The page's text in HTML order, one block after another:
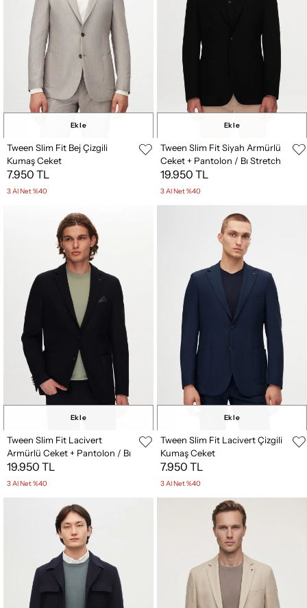
Ekle
Tween Slim Fit Bej Çizgili
Kumaş Ceket
7.950 TL
3 Al Net %40
Ekle
Tween Slim Fit Siyah Armürlü
Ceket + Pantolon / Bı Stretch
Kumaş Ceket
19.950 TL
3 Al Net %40
Ekle
Tween Slim Fit Lacivert
Armürlü Ceket + Pantolon / Bı
Stretch Kumaş Ceket
19.950 TL
3 Al Net %40
Ekle
Tween Slim Fit Lacivert Çizgili
Kumaş Ceket
7.950 TL
3 Al Net %40